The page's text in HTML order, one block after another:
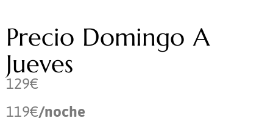
Precio Domingo A
Jueves
129€
119€/noche